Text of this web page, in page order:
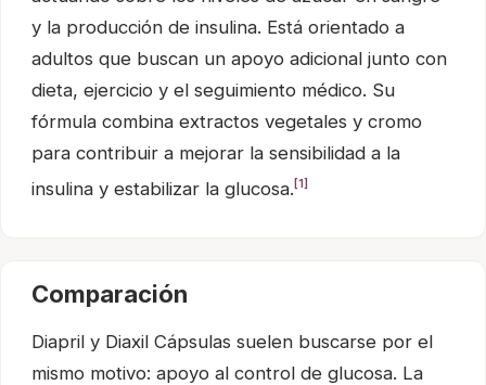
y la producción de insulina. Está orientado a
adultos que buscan un apoyo adicional junto con
dieta, ejercicio y el seguimiento médico. Su
fórmula combina extractos vegetales y cromo
para contribuir a mejorar la sensibilidad a la
insulina y estabilizar la glucosa. [1]
Comparación
Diapril y Diaxil Cápsulas suelen buscarse por el
mismo motivo: apoyo al control de glucosa. La